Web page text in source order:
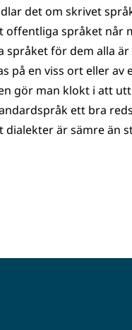
det om skrivet
språket når
språket för dem alla
på en viss ort eller av
gör man klokt i att
ett bra
dialekter är sämre än